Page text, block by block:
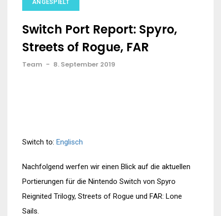
ANGESPIELT
Switch Port Report: Spyro,
Streets of Rogue, FAR
Team - 8. September 2019
Switch to: Englisch
Nachfolgend werfen wir einen Blick auf die aktuellen
Portierungen für die Nintendo Switch von Spyro
Reignited Trilogy, Streets of Rogue und FAR: Lone
Sails.